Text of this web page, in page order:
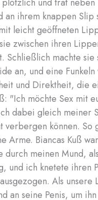
plötzlich und trat
an ihrem knappen Slip
leicht geöffneten
zwischen ihren
Schließlich machte sie
an, und eine Funkeln
und Direktheit, die
"Ich möchte Sex mit
dabei gleich meiner
verbergen können. So
Arme. Biancas Kuß war
durch meinen Mund,
und ich knetete ihren
Als unsere
an seine Penis, um